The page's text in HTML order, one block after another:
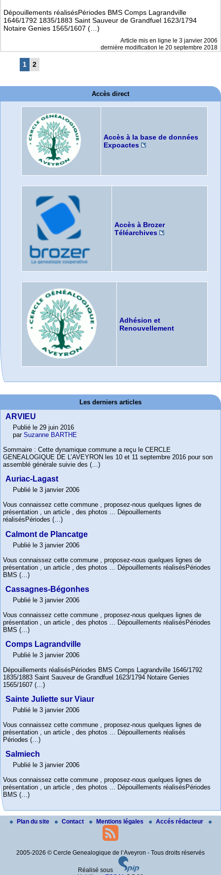
Dépouillements réalisésPériodes BMS Comps Lagrandville
1646/1792 1835/1883 Saint Sauveur de Grandfuel 1623/1794
Notaire Genies 1565/1607 (…)
Article mis en ligne le 3 janvier 2006
dernière modification le 20 septembre 2018
1 2
Accès direct
Accès à la base de données
Expoactes
Accès à Brozer
Téléarchives
Adhésion et
Renouvellement
Les derniers articles
ARVIEU
Publié le 29 juin 2016
par Suzanne BARTHE
Sommaire : Cette dynamique commune a reçu le CERCLE
GENEALOGIQUE DE L’AVEYRON les 10 et 11 septembre 2016 pour son
assemblé générale suivie des (…)
Auriac-Lagast
Publié le 3 janvier 2006
Vous connaissez cette commune , proposez-nous quelques lignes de
présentation , un article , des photos ... Dépouillements
réalisésPériodes (…)
Calmont de Plancatge
Publié le 3 janvier 2006
Vous connaissez cette commune , proposez-nous quelques lignes de
présentation , un article , des photos ... Dépouillements réalisésPériodes
BMS (…)
Cassagnes-Bégonhes
Publié le 3 janvier 2006
Vous connaissez cette commune , proposez-nous quelques lignes de
présentation , un article , des photos ... Dépouillements réalisésPériodes
BMS (…)
Comps Lagrandville
Publié le 3 janvier 2006
Dépouillements réalisésPériodes BMS Comps Lagrandville 1646/1792
1835/1883 Saint Sauveur de Grandfuel 1623/1794 Notaire Genies
1565/1607 (…)
Sainte Juliette sur Viaur
Publié le 3 janvier 2006
Vous connaissez cette commune , proposez-nous quelques lignes de
présentation , un article , des photos ... Dépouillements réalisés
Périodes (…)
Salmiech
Publié le 3 janvier 2006
Vous connaissez cette commune , proposez-nous quelques lignes de
présentation , un article , des photos ... Dépouillements réalisésPériodes
BMS (…)
Plan du site Contact Mentions légales Accés rédacteur
2005-2026 © Cercle Genealogique de l’Aveyron - Tous droits réservés
Réalisé sous